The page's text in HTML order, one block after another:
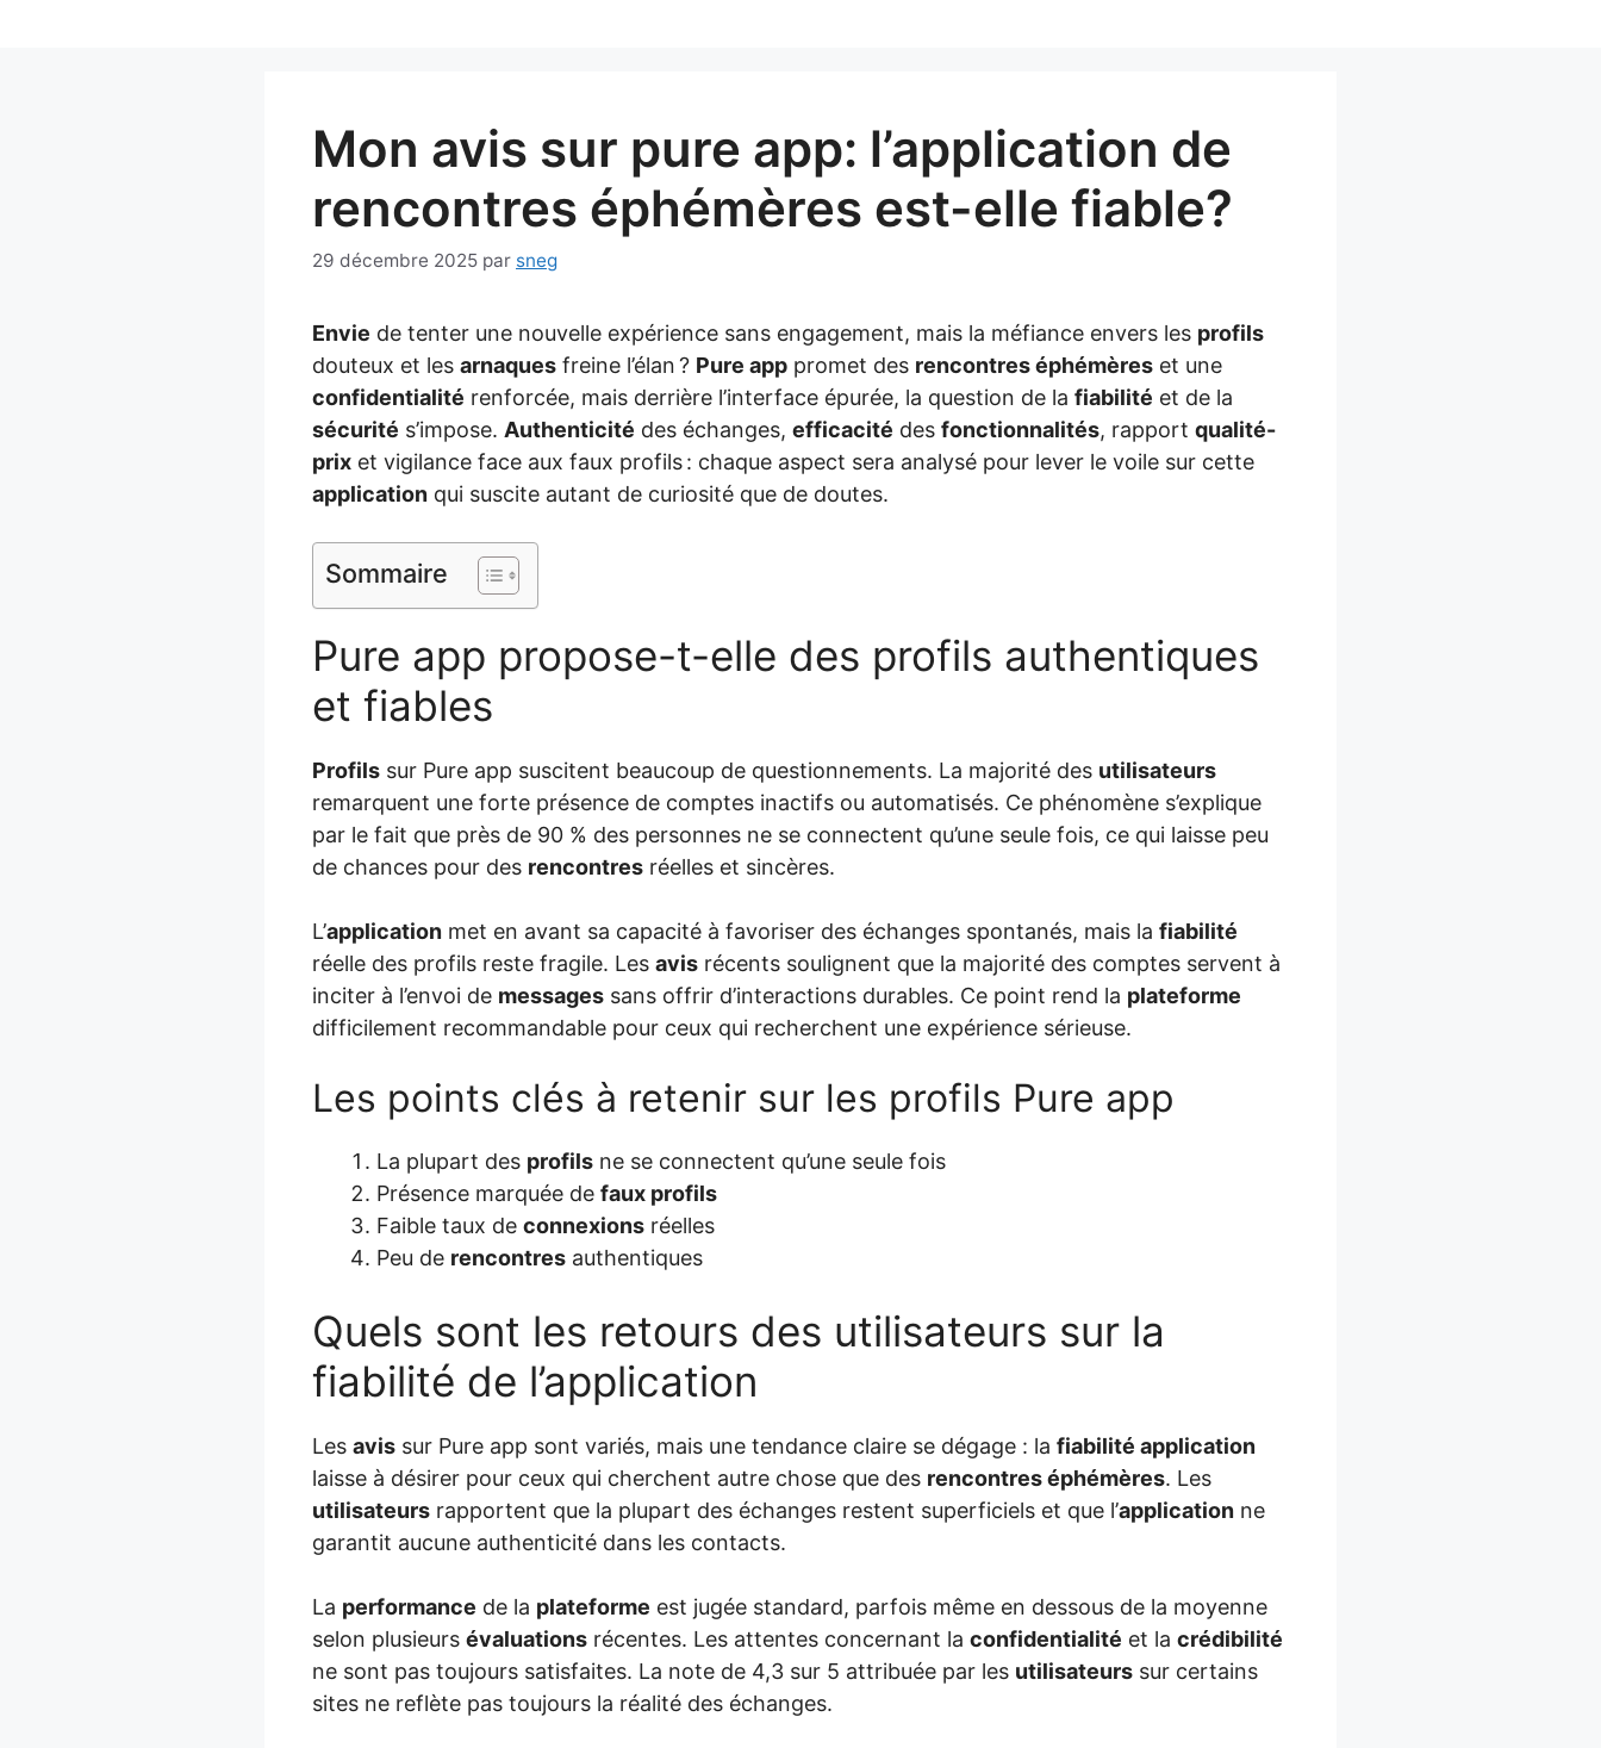
Mon avis sur pure app: l’application de
rencontres éphémères est-elle fiable?
29 décembre 2025 par sneg
Envie de tenter une nouvelle expérience sans engagement, mais la méfiance envers les profils
douteux et les arnaques freine l’élan ? Pure app promet des rencontres éphémères et une
confidentialité renforcée, mais derrière l’interface épurée, la question de la fiabilité et de la
sécurité s’impose. Authenticité des échanges, efficacité des fonctionnalités, rapport qualité-
prix et vigilance face aux faux profils : chaque aspect sera analysé pour lever le voile sur cette
application qui suscite autant de curiosité que de doutes.
Sommaire
Pure app propose-t-elle des profils authentiques
et fiables
Profils sur Pure app suscitent beaucoup de questionnements. La majorité des utilisateurs
remarquent une forte présence de comptes inactifs ou automatisés. Ce phénomène s’explique
par le fait que près de 90 % des personnes ne se connectent qu’une seule fois, ce qui laisse peu
de chances pour des rencontres réelles et sincères.
L’application met en avant sa capacité à favoriser des échanges spontanés, mais la fiabilité
réelle des profils reste fragile. Les avis récents soulignent que la majorité des comptes servent à
inciter à l’envoi de messages sans offrir d’interactions durables. Ce point rend la plateforme
difficilement recommandable pour ceux qui recherchent une expérience sérieuse.
Les points clés à retenir sur les profils Pure app
La plupart des profils ne se connectent qu’une seule fois
Présence marquée de faux profils
Faible taux de connexions réelles
Peu de rencontres authentiques
Quels sont les retours des utilisateurs sur la
fiabilité de l’application
Les avis sur Pure app sont variés, mais une tendance claire se dégage : la fiabilité application
laisse à désirer pour ceux qui cherchent autre chose que des rencontres éphémères. Les
utilisateurs rapportent que la plupart des échanges restent superficiels et que l’application ne
garantit aucune authenticité dans les contacts.
La performance de la plateforme est jugée standard, parfois même en dessous de la moyenne
selon plusieurs évaluations récentes. Les attentes concernant la confidentialité et la crédibilité
ne sont pas toujours satisfaites. La note de 4,3 sur 5 attribuée par les utilisateurs sur certains
sites ne reflète pas toujours la réalité des échanges.